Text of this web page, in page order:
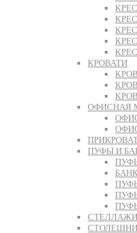
КРОВАТИ
ОФИСНАЯ
ПУФЫ И
СТЕЛЛАЖИ